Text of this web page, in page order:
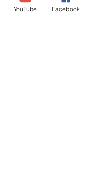
YouTube Facebook